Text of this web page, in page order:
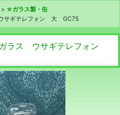
> ☆ガラス製・缶
サギテレフォン 大 GC75
ラス ウサギテレフォン